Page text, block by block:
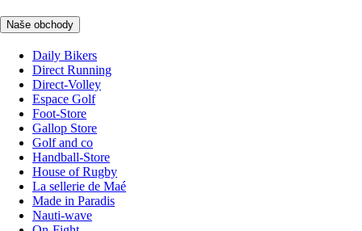
Naše obchody
Daily Bikers
Direct Running
Direct-Volley
Espace Golf
Foot-Store
Gallop Store
Golf and co
Handball-Store
House of Rugby
La sellerie de Maé
Made in Paradis
Nauti-wave